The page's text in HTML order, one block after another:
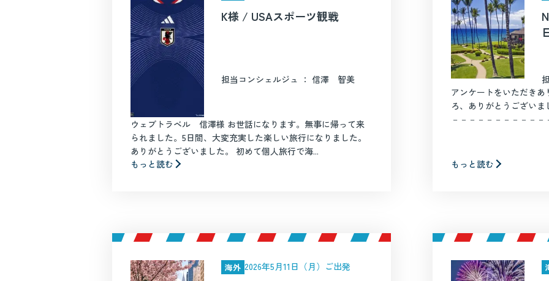
K様 / USAスポーツ観戦
担当コンシェルジュ ： 信澤 智美
ウェブトラベル 信澤様 お世話になります。無事に帰って来
られました。5日間、大変充実した楽しい旅行になりました。
ありがとうございました。 初めて個人旅行で海...
もっと読む
アンケートをいただき
ろ、ありがとうござい
－－－－－－－－－－
もっと読む
海外 2026年5月11日（月）ご出発